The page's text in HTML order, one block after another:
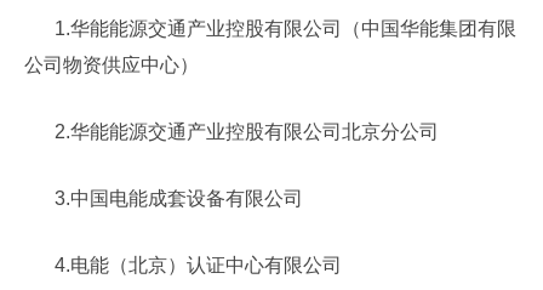
1.华能能源交通产业控股有限公司（中国华能集团有限
公司物资供应中心）
2.华能能源交通产业控股有限公司北京分公司
3.中国电能成套设备有限公司
4.电能（北京）认证中心有限公司